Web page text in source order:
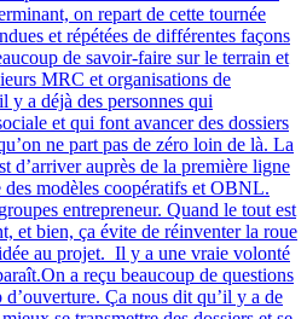
on repart de cette tournée
et répétées de différentes façons
de savoir-faire sur le terrain et
MRC et organisations de
y a déjà des personnes qui
et qui font avancer des dossiers
ne part pas de zéro loin de là. La
d’arriver auprès de la première ligne
des modèles coopératifs et OBNL.
entrepreneur. Quand le tout est
et bien, ça évite de réinventer la roue
au projet. Il y a une vraie volonté
a reçu beaucoup de questions
Ça nous dit qu’il y a de